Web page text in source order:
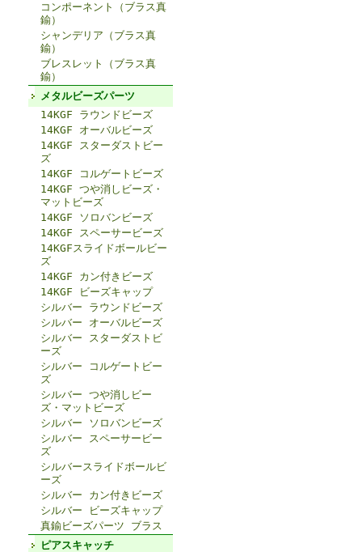
コンポーネント（ブラス真
鍮）
シャンデリア（ブラス真
鍮）
ブレスレット（ブラス真
鍮）
メタルビーズパーツ
14KGF ラウンドビーズ
14KGF オーバルビーズ
14KGF スターダストビー
ズ
14KGF コルゲートビーズ
14KGF つや消しビーズ・
マットビーズ
14KGF ソロバンビーズ
14KGF スペーサービーズ
14KGFスライドボールビー
ズ
14KGF カン付きビーズ
14KGF ビーズキャップ
シルバー ラウンドビーズ
シルバー オーバルビーズ
シルバー スターダストビ
ーズ
シルバー コルゲートビー
ズ
シルバー つや消しビー
ズ・マットビーズ
シルバー ソロバンビーズ
シルバー スペーサービー
ズ
シルバースライドボールビ
ーズ
シルバー カン付きビーズ
シルバー ビーズキャップ
真鍮ビーズパーツ ブラス
ピアスキャッチ